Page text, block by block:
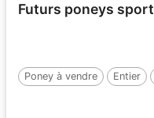
Futurs poneys sport
Poney à vendre Entier